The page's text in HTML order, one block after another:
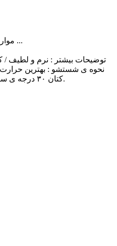
موارد مصرفی : مبل، پرده، روتختی و ...
توضیحات بیشتر : نرم و لطیف /
نحوه ی شستشو : بهترین
کتان ۳۰ درجه ی سانتی گراد در نظر گرفته می شود.